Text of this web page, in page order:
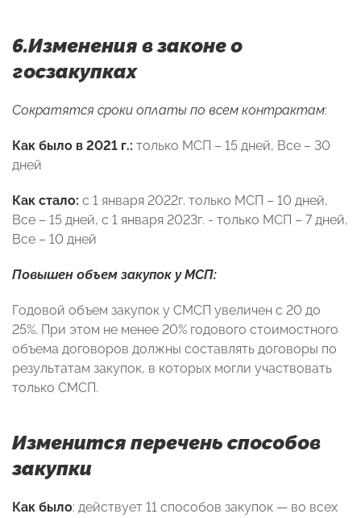
6.Изменения в законе о
госзакупках
Сократятся сроки оплаты по всем контрактам:
Как было в 2021 г.: только МСП – 15 дней, Все – 30
дней
Как стало: с 1 января 2022г. только МСП – 10 дней,
Все – 15 дней, с 1 января 2023г. - только МСП – 7 дней,
Все – 10 дней
Повышен объем закупок у МСП:
Годовой объем закупок у СМСП увеличен с 20 до
25%. При этом не менее 20% годового стоимостного
объема договоров должны составлять договоры по
результатам закупок, в которых могли участвовать
только СМСП.
Изменится перечень способов
закупки
Как было: действует 11 способов закупок — во всех